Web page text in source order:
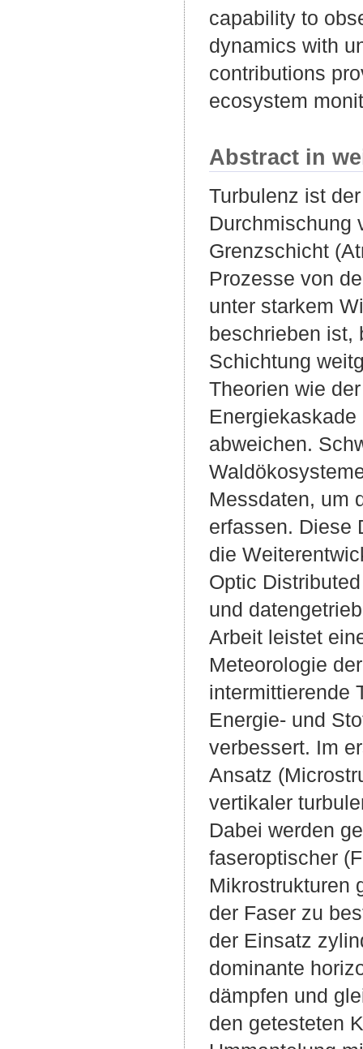
capability to
dynamics with
contributions
ecosystem
Abstract in
Turbulenz ist
Durchmischung
Grenzschicht
Prozesse von
unter starkem
beschrieben ist,
Schichtung
Theorien wie
abweichen.
Messdaten, um
erfassen. Diese
die
Optic
und
Arbeit leistet
Meteorologie
intermittierende
Energie- und
verbessert. Im
Ansatz
vertikaler
Dabei werden
faseroptischer
Mikrostrukturen
der Faser zu
der Einsatz
dominante
dämpfen und
den getesteten